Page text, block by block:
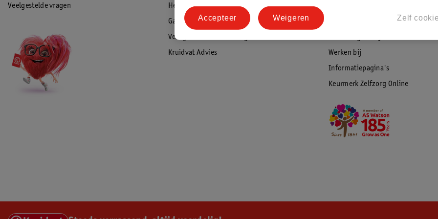
Veelgestelde vragen
Herroepen & retourneren
Garantie
Veiligheidswaarschuwingen
Kruidvat Advies
Werken bij
Informatiepagina's
Keurmerk Zelfzorg Online
Zelf
Weigeren
Accepteer